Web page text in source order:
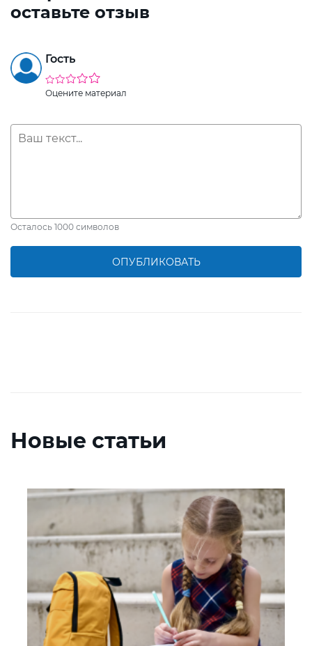
оставьте отзыв
Гость
Оцените материал
Осталось 1000 символов
ОПУБЛИКОВАТЬ
Новые статьи